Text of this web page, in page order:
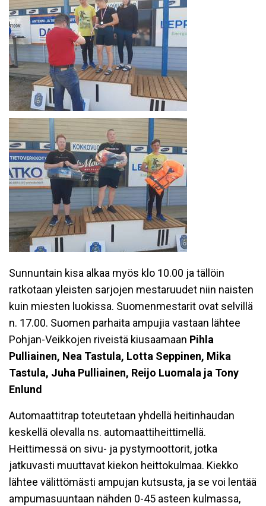
Sunnuntain kisa alkaa myös klo 10.00 ja tällöin
ratkotaan yleisten sarjojen mestaruudet niin naisten
kuin miesten luokissa. Suomenmestarit ovat selvillä
n. 17.00. Suomen parhaita ampujia vastaan lähtee
Pohjan-Veikkojen riveistä kiusaamaan Pihla
Pulliainen, Nea Tastula, Lotta Seppinen, Mika
Tastula, Juha Pulliainen, Reijo Luomala ja Tony
Enlund
Automaattitrap toteutetaan yhdellä heitinhaudan
keskellä olevalla ns. automaattiheittimellä.
Heittimessä on sivu- ja pystymoottorit, jotka
jatkuvasti muuttavat kiekon heittokulmaa. Kiekko
lähtee välittömästi ampujan kutsusta, ja se voi lentää
ampumasuuntaan nähden 0-45 asteen kulmassa,